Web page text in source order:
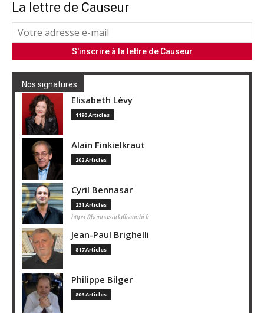
La lettre de Causeur
Nos signatures
Elisabeth Lévy
1190 Articles
Alain Finkielkraut
202 Articles
Cyril Bennasar
231 Articles
https://bennasarlaffranchi.fr
Jean-Paul Brighelli
817 Articles
Philippe Bilger
806 Articles